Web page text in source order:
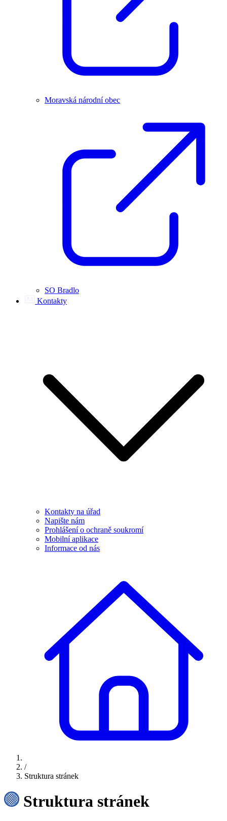
Moravská národní obec
SO Bradlo
Kontakty
Kontakty na úřad
Napište nám
Prohlášení o ochraně soukromí
Mobilní aplikace
Informace od nás
/
Struktura stránek
Struktura stránek